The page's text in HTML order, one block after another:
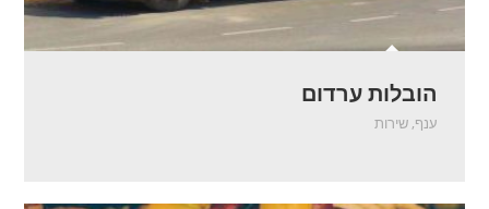
הובלות ערדום
ענף, שירות